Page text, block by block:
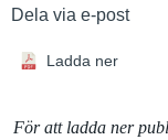
Dela via e-post
Ladda ner
För att ladda ner